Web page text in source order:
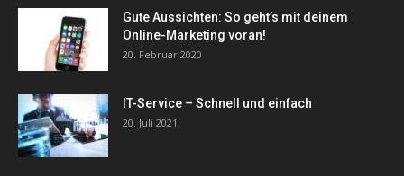
Gute Aussichten: So geht’s mit deinem
Online-Marketing voran!
20. Februar 2020
IT-Service – Schnell und einfach
20. Juli 2021